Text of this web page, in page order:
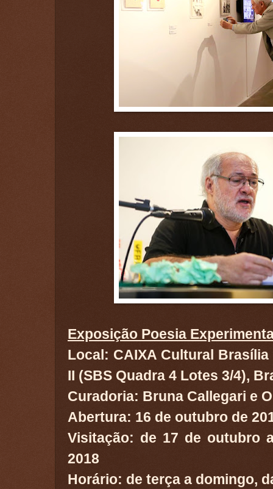
Exposição Poesia
Local: CAIXA Cultural
II (SBS Quadra 4 Lotes 3/4),
Curadoria: Bruna Callegari e
Abertura: 16 de outubro de
Visitação: de 17 de outubro
2018
Horário: de terça a domingo,